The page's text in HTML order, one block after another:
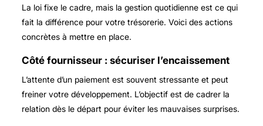
La loi fixe le cadre, mais la gestion quotidienne est ce qui
fait la différence pour votre trésorerie. Voici des actions
concrètes à mettre en place.
Côté fournisseur : sécuriser l’encaissement
L’attente d’un paiement est souvent stressante et peut
freiner votre développement. L’objectif est de cadrer la
relation dès le départ pour éviter les mauvaises surprises.